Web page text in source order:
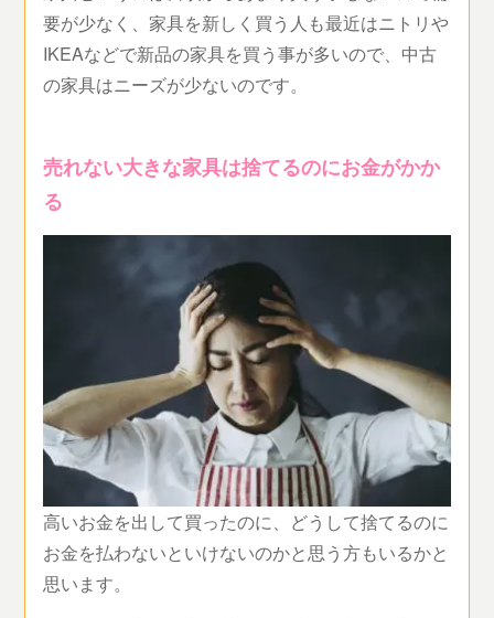
要が少なく、家具を新しく買う人も最近はニトリや
IKEAなどで新品の家具を買う事が多いので、中古
の家具はニーズが少ないのです。
売れない大きな家具は捨てるのにお金がかか
る
高いお金を出して買ったのに、どうして捨てるのに
お金を払わないといけないのかと思う方もいるかと
思います。